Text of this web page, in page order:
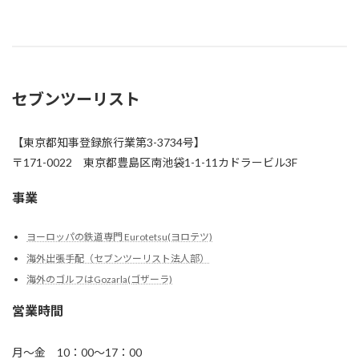
セブンツーリスト
【東京都知事登録旅行業第3-3734号】
〒171-0022 東京都豊島区南池袋1-1-11カドラービル3F
事業
ヨーロッパの鉄道専門 Eurotetsu(ヨロテツ)
海外出張手配（セブンツーリスト法人部）
海外のゴルフはGozarla(ゴザーラ)
営業時間
月～金 10：00～17：00